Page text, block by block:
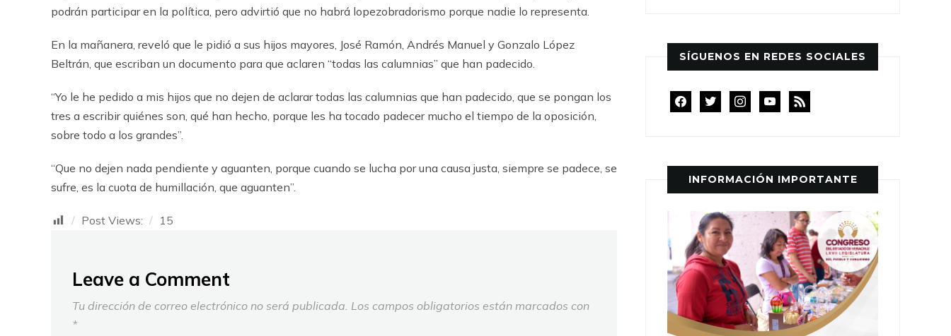
podrán participar en la política, pero advirtió que no habrá lopezobradorismo porque nadie lo representa.
En la mañanera, reveló que le pidió a sus hijos mayores, José Ramón, Andrés Manuel y Gonzalo López
Beltrán, que escriban un documento para que aclaren “todas las calumnias” que han padecido.
“Yo le he pedido a mis hijos que no dejen de aclarar todas las calumnias que han padecido, que se pongan los
tres a escribir quiénes son, qué han hecho, porque les ha tocado padecer mucho el tiempo de la oposición,
sobre todo a los grandes”.
“Que no dejen nada pendiente y aguanten, porque cuando se lucha por una causa justa, siempre se padece, se
sufre, es la cuota de humillación, que aguanten”.
Post Views: 15
Leave a Comment
Tu dirección de correo electrónico no será publicada. Los campos obligatorios están marcados con
*
SÍGUENOS EN REDES SOCIALES
facebooktwitterinstagramyoutube
rss
INFORMACIÓN IMPORTANTE